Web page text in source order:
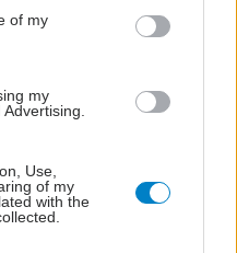
of my
my
Use,
of my
with the